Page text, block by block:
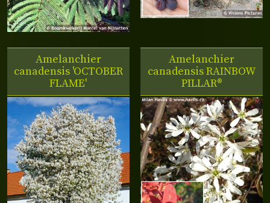
Amelanchier
canadensis 'OCTOBER
FLAME'
Amelanchier
canadensisRAINBOW
PILLAR®